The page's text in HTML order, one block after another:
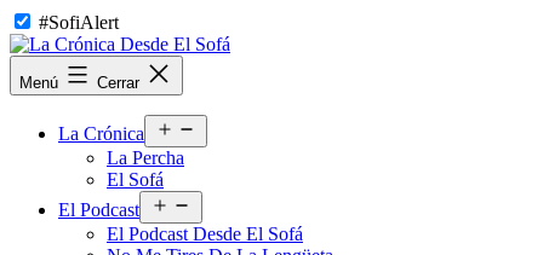
Saltar
al
contenido
#SofiAlert
La
Crónica
Menú Cerrar
La Crónica
el
La Percha
El Sofá
El Podcast
el
menú
El Podcast Desde El Sofá